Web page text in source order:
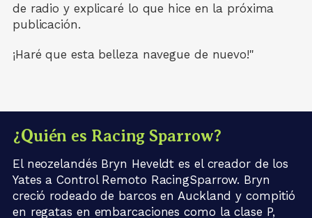
de radio y explicaré lo que hice en la próxima
publicación.
¡Haré que esta belleza navegue de nuevo!"
¿Quién es Racing Sparrow?
El neozelandés Bryn Heveldt es el creador de los
Yates a Control Remoto RacingSparrow. Bryn
creció rodeado de barcos en Auckland y compitió
en regatas en embarcaciones como la clase P,